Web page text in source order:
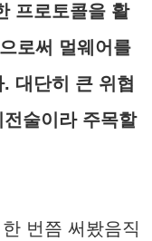
프로토콜을 활
로써 멀웨어를
대단히 큰 위협
술이라 주목할
번쯤 써봤음직